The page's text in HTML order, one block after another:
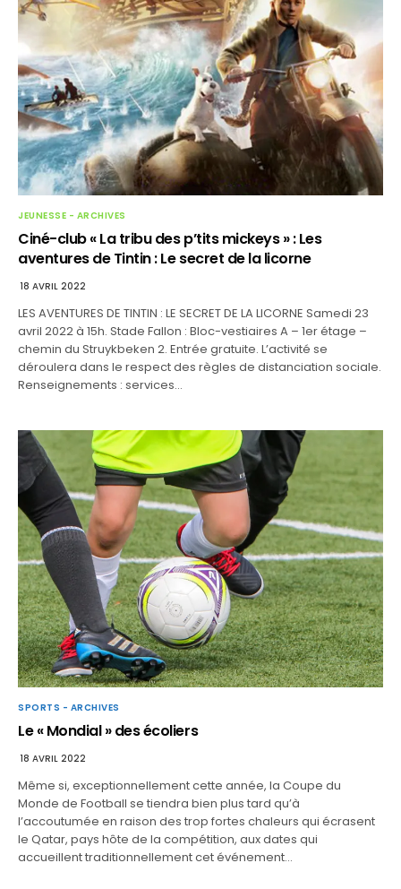
JEUNESSE - ARCHIVES
Ciné-club « La tribu des p’tits mickeys » : Les
aventures de Tintin : Le secret de la licorne
18 AVRIL 2022
LES AVENTURES DE TINTIN : LE SECRET DE LA LICORNE Samedi 23
avril 2022 à 15h. Stade Fallon : Bloc-vestiaires A – 1er étage –
chemin du Struykbeken 2. Entrée gratuite. L’activité se
déroulera dans le respect des règles de distanciation sociale.
Renseignements : services…
SPORTS - ARCHIVES
Le « Mondial » des écoliers
18 AVRIL 2022
Même si, exceptionnellement cette année, la Coupe du
Monde de Football se tiendra bien plus tard qu’à
l’accoutumée en raison des trop fortes chaleurs qui écrasent
le Qatar, pays hôte de la compétition, aux dates qui
accueillent traditionnellement cet événement…